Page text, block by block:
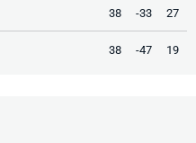
38 -33 27
38 -47 19